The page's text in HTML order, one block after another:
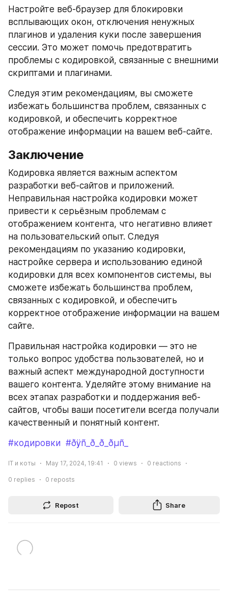
Настройте веб-браузер для блокировки
всплывающих окон, отключения ненужных
плагинов и удаления куки после завершения
сессии. Это может помочь предотвратить
проблемы с кодировкой, связанные с внешними
скриптами и плагинами.
Следуя этим рекомендациям, вы сможете
избежать большинства проблем, связанных с
кодировкой, и обеспечить корректное
отображение информации на вашем веб-сайте.
Заключение
Кодировка является важным аспектом
разработки веб-сайтов и приложений.
Неправильная настройка кодировки может
привести к серьёзным проблемам с
отображением контента, что негативно влияет
на пользовательский опыт. Следуя
рекомендациям по указанию кодировки,
настройке сервера и использованию единой
кодировки для всех компонентов системы, вы
сможете избежать большинства проблем,
связанных с кодировкой, и обеспечить
корректное отображение информации на вашем
сайте.
Правильная настройка кодировки — это не
только вопрос удобства пользователей, но и
важный аспект международной доступности
вашего контента. Уделяйте этому внимание на
всех этапах разработки и поддержания веб-
сайтов, чтобы ваши посетители всегда получали
качественный и понятный контент.
#кодировки #ðÿñ_ð_ð_ðµñ_
IT и коты May 17, 2024, 19:41 0 views 0 reactions
0 replies 0 reposts
Repost Share